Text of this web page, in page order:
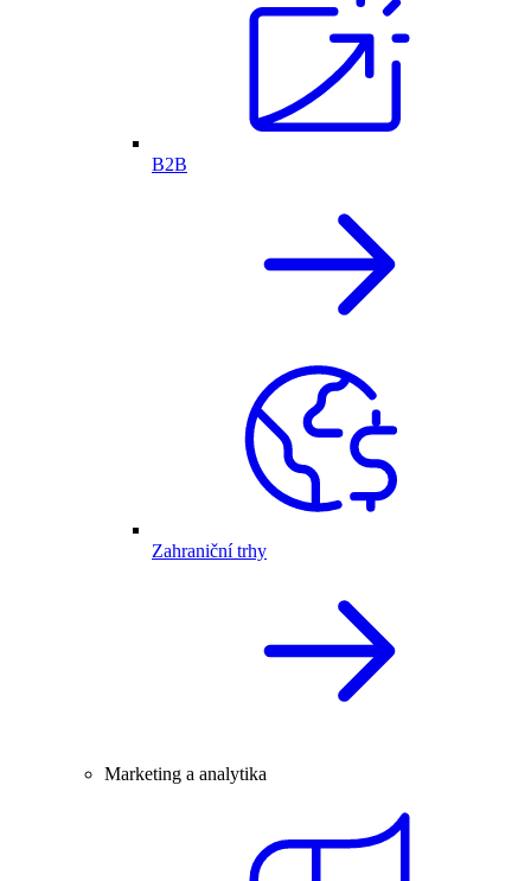
B2B
Zahraniční trhy
Marketing a analytika